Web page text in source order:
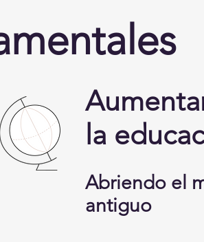
la
Abriendo el
antiguo